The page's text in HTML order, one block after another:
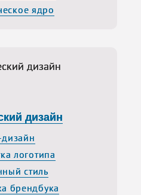
ядро
дизайн
дизайн
логотипа
стиль
брендбука